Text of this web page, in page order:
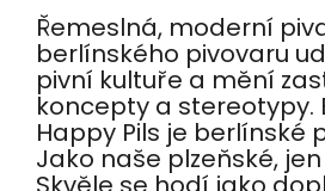
Řemeslná, moderní piva
berlínského pivovaru
pivní kultuře a mění
koncepty a stereotypy.
Happy Pils je berlínské
Jako naše plzeňské,